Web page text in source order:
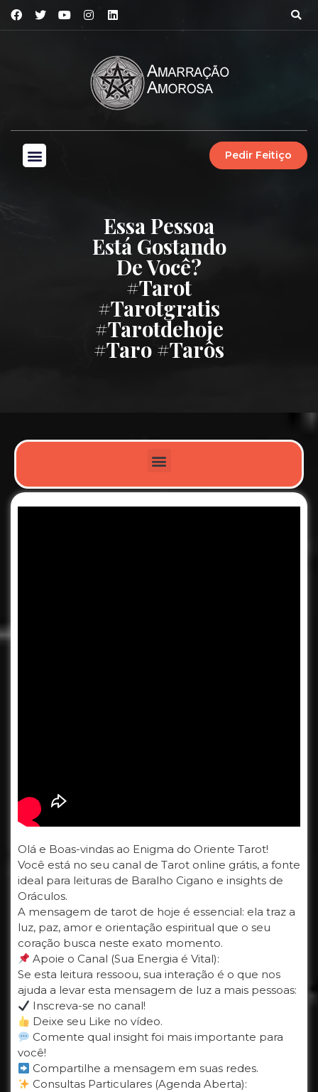
Pedir Feitiço
Essa Pessoa
Está Gostando
De Você?
#tarot
#tarotgratis
#tarotdehoje
#taro #tarôs
Olá e Boas-vindas ao Enigma do Oriente Tarot!
Você está no seu canal de Tarot online grátis, a fonte
ideal para leituras de Baralho Cigano e insights de
Oráculos.
A mensagem de tarot de hoje é essencial: ela traz a
luz, paz, amor e orientação espiritual que o seu
coração busca neste exato momento.
Apoie o Canal (Sua Energia é Vital):
Se esta leitura ressoou, sua interação é o que nos
ajuda a levar esta mensagem de luz a mais pessoas:
Inscreva-se no canal!
Deixe seu Like no vídeo.
Comente qual insight foi mais importante para
você!
Compartilhe a mensagem em suas redes.
Consultas Particulares (Agenda Aberta):